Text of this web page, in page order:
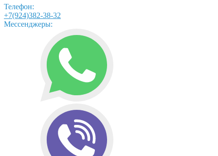
Телефон:
+7(924)382-38-32
Мессенджеры: